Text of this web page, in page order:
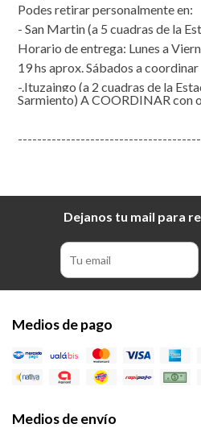
Podes retirar personalmente en:
- San Martin (a 5 cuadras de la
Horario de entrega: Lunes a
19 hs aprox. Sábados a coordinar
-.Ituzaingo (a 2 cuadras de la
Sarmiento) A COORDINAR con
Dejanos tu mail para
Medios de pago
Medios de envío